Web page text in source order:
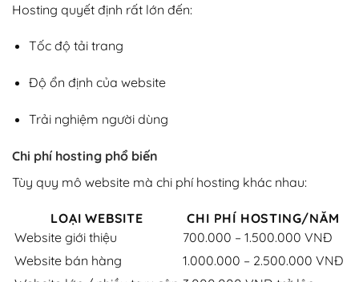
Hosting quyết định rất lớn đến:
Tốc độ tải trang
Độ ổn định của website
Trải nghiệm người dùng
Chi phí hosting phổ biến
Tùy quy mô website mà chi phí hosting khác nhau:
LOẠI WEBSITE
CHI PHÍ HOSTING/NĂM
Website giới thiệu
700.000 – 1.500.000 VNĐ
Website bán hàng
1.000.000 – 2.500.000 VNĐ